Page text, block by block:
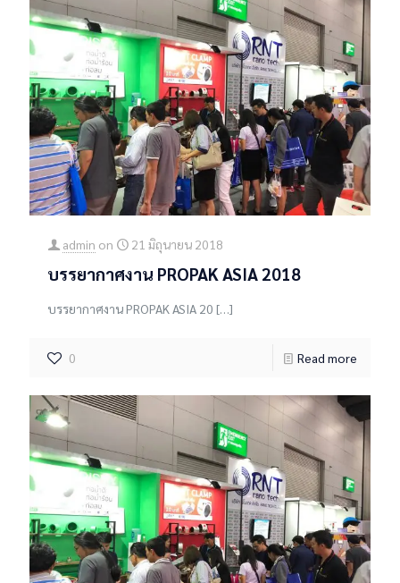
admin on 21 มิถุนายน 2018
บรรยากาศงาน PROPAK ASIA 2018
บรรยากาศงาน PROPAK ASIA 20 […]
0 Read more